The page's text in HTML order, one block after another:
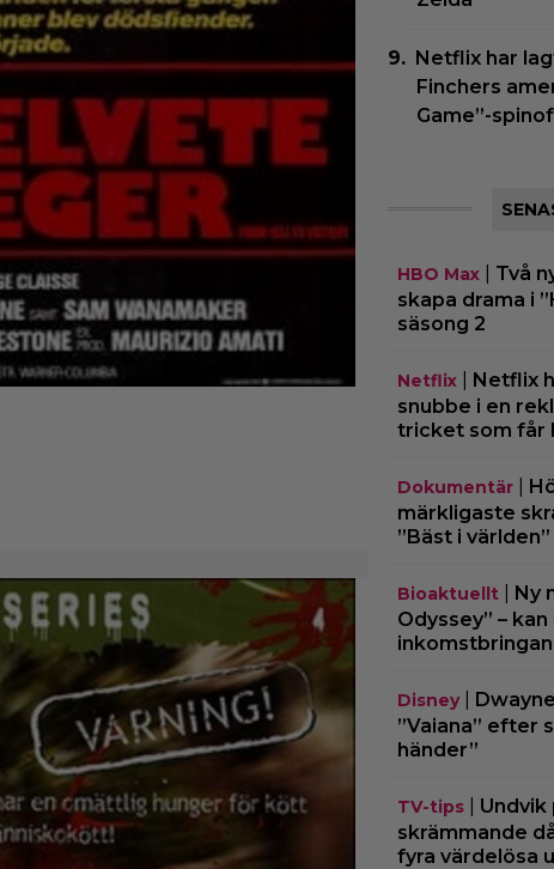
Netflix har
Finchers
Game”-
HBO Max| Två
skapa drama i
säsong 2
Netflix| Netflix
snubbe i en
tricket som får
Dokumentär|
märkligaste
”Bäst i världen”
Bioaktuellt| Ny
Odyssey” –
Disney|
”Vaiana” efter
händer”
TV-tips| Undvik
skrämmande
fyra värdelösa